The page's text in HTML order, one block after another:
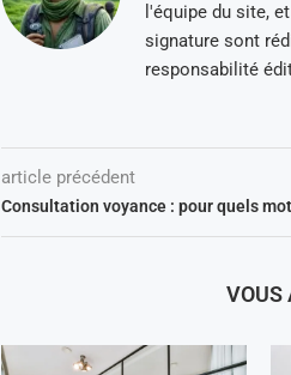
l'équipe du site,
signature sont
responsabilité
article précédent
Consultation voyance : pour quels
VOUS